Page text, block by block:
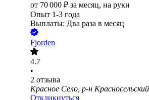
от 70 000 ₽ за месяц, на руки
Опыт 1-3 года
Выплаты: Два раза в месяц
Fjorden
4.7
•
2 отзыва
Красное Село, р-н Красносельский
Откликнуться